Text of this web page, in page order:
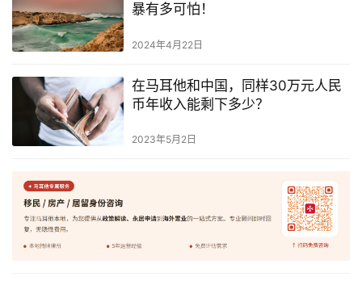
暴有多可怕！
2024年4月22日
在马耳他和中国，同样30万元人民
币年收入能剩下多少？
2023年5月2日